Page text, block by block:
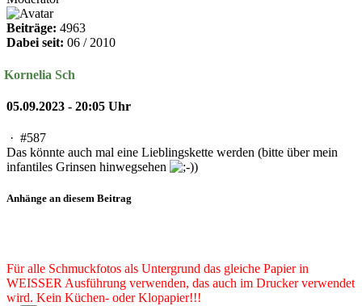
Beiträge: 4963
Dabei seit: 06 / 2010
Kornelia Sch
05.09.2023 - 20:05 Uhr
· #587
Das könnte auch mal eine Lieblingskette werden (bitte über mein
infantiles Grinsen hinwegsehen
)
Anhänge an diesem Beitrag
Für alle Schmuckfotos als Untergrund das gleiche Papier in
WEISSER Ausführung verwenden, das auch im Drucker verwendet
wird. Kein Küchen- oder Klopapier!!!